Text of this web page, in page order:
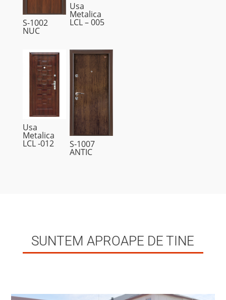
S-1002
NUC
Usa
Metalica
LCL – 005
Usa
Metalica
LCL -012 S-1007
ANTIC
SUNTEM APROAPE DE TINE